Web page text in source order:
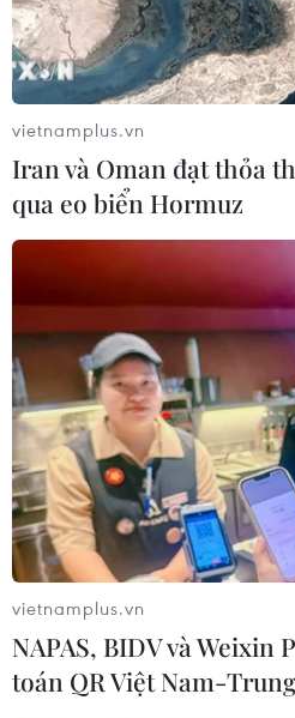
vietnamplus.vn
Iran và Oman đạt thỏa
qua eo biển Hormuz
vietnamplus.vn
NAPAS, BIDV và Weixin
toán QR Việt Nam-